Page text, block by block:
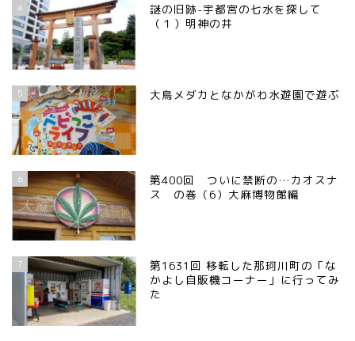
4
謎の旧跡-宇都宮の七水を探して
（１）明神の井
5 大鳥メダカとなかがわ水遊園で遊ぶ
6
第400回 ついに禁断の…カオスナ
ス の巻（6）大麻博物館編
7
第1631回 移転した那珂川町の「な
かよし自販機コーナー」に行ってみ
た